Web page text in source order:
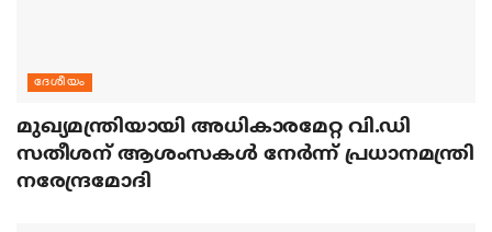
ദേശീയം
മുഖ്യമന്ത്രിയായി അധികാരമേറ്റ വി.ഡി
സതീശന് ആശംസകള്‍ നേര്‍ന്ന് പ്രധാനമന്ത്രി
നരേന്ദ്രമോദി